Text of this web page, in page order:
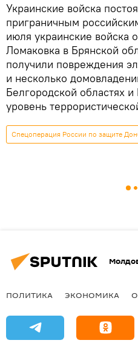
Украинские войска
приграничным
июля украинские войска
Ломаковка в Брянской
получили повреждения
и несколько
Белгородской областях
уровень
Спецоперация России по защите
ПОЛИТИКА ЭКОНОМИКА